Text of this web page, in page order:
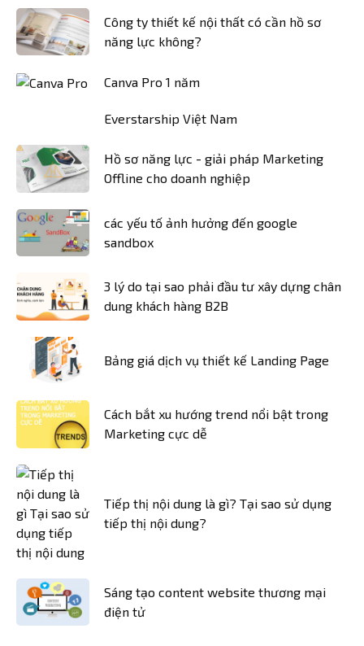
Công ty thiết kế nội thất có cần hồ sơ
năng lực không?
Canva Pro 1 năm
Everstarship Việt Nam
Hồ sơ năng lực - giải pháp Marketing
Offline cho doanh nghiệp
các yếu tố ảnh hưởng đến google
sandbox
3 lý do tại sao phải đầu tư xây dựng chân
dung khách hàng B2B
Bảng giá dịch vụ thiết kế Landing Page
Cách bắt xu hướng trend nổi bật trong
Marketing cực dễ
Tiếp thị nội dung là gì? Tại sao sử dụng
tiếp thị nội dung?
Sáng tạo content website thương mại
điện tử